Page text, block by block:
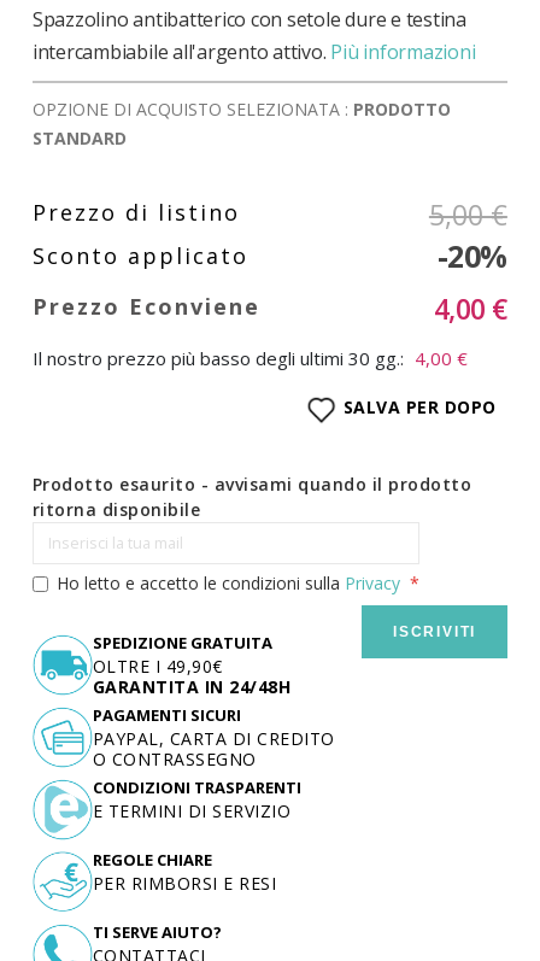
Spazzolino antibatterico con setole dure e testina
intercambiabile all'argento attivo. Più informazioni
OPZIONE DI ACQUISTO SELEZIONATA : PRODOTTO
STANDARD
5,00 €
-20%
4,00 €
Il nostro prezzo più basso degli ultimi 30 gg.: 4,00 €
SALVA PER DOPO
Prodotto esaurito - avvisami quando il prodotto
ritorna disponibile
Ho letto e accetto le condizioni sulla Privacy
ISCRIVITI
SPEDIZIONE GRATUITA
OLTRE I 49,90€
GARANTITA IN 24/48H
TI SERVE AIUTO?
CONTATTACI
PAGAMENTI SICURI
PAYPAL, CARTA DI CREDITO
O CONTRASSEGNO
CONDIZIONI TRASPARENTI
E TERMINI DI SERVIZIO
REGOLE CHIARE
PER RIMBORSI E RESI